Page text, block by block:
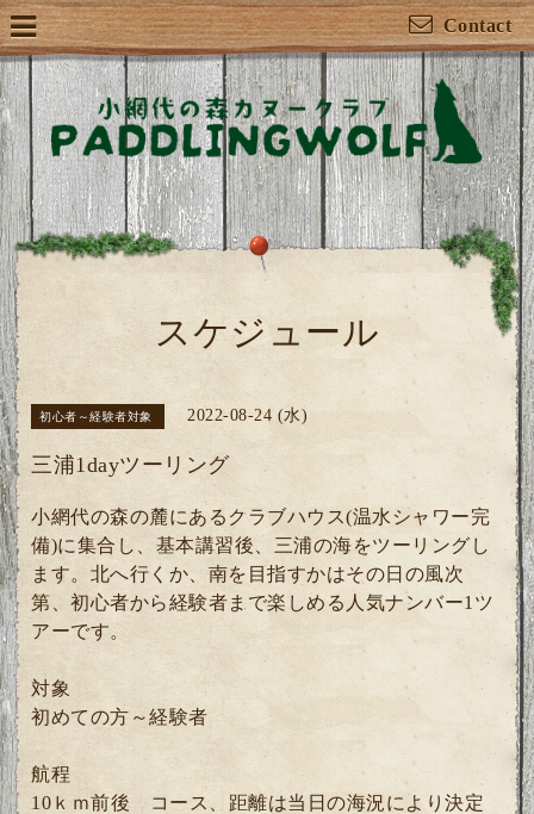
Contact
スケジュール
初心者～経験者対象 2022-08-24 (水)
三浦1dayツーリング
小網代の森の麓にあるクラブハウス(温水シャワー完
備)に集合し、基本講習後、三浦の海をツーリングし
ます。北へ行くか、南を目指すかはその日の風次
第、初心者から経験者まで楽しめる人気ナンバー1ツ
アーです。
対象
初めての方～経験者
航程
10ｋｍ前後 コース、距離は当日の海況により決定